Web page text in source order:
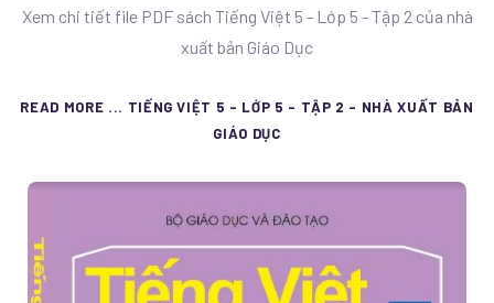
Xem chi tiết file PDF sách Tiếng Việt 5 - Lớp 5 - Tập 2 của nhà
xuất bản Giáo Dục
READ MORE ... TIẾNG VIỆT 5 - LỚP 5 - TẬP 2 - NHÀ XUẤT BẢN
GIÁO DỤC